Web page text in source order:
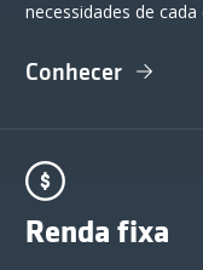
necessidades de cada
Conhecer
Renda fixa